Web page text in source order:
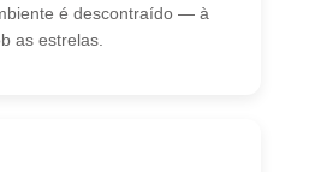
é descontraído — à
as estrelas.